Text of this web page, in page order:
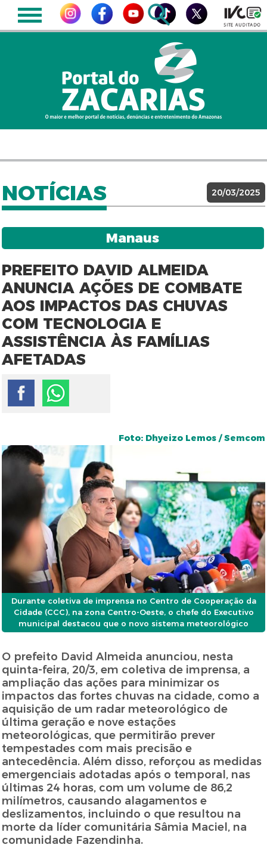
NOTÍCIAS 20/03/2025
Manaus
PREFEITO DAVID ALMEIDA
ANUNCIA AÇÕES DE COMBATE
AOS IMPACTOS DAS CHUVAS
COM TECNOLOGIA E
ASSISTÊNCIA ÀS FAMÍLIAS
AFETADAS
Foto: Dhyeizo Lemos / Semcom
Durante coletiva de imprensa no Centro de Cooperação da
Cidade (CCC), na zona Centro-Oeste, o chefe do Executivo
municipal destacou que o novo sistema meteorológico
O prefeito David Almeida anunciou, nesta
quinta-feira, 20/3, em coletiva de imprensa, a
ampliação das ações para minimizar os
impactos das fortes chuvas na cidade, como a
aquisição de um radar meteorológico de
última geração e nove estações
meteorológicas, que permitirão prever
tempestades com mais precisão e
antecedência. Além disso, reforçou as medidas
emergenciais adotadas após o temporal, nas
últimas 24 horas, com um volume de 86,2
milímetros, causando alagamentos e
deslizamentos, incluindo o que resultou na
morte da líder comunitária Sâmia Maciel, na
comunidade Fazendinha.